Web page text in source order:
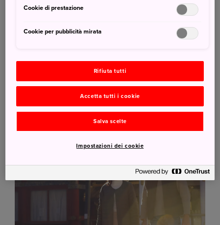
mentre ammirate il paesaggio fuori dal finestrino,
situato nella carrozza 1, per assaggiare dolci e
lungo il percorso.
Santuario Nikko Toshogu
Cookie di prestazione
Cookie per pubblicità mirata
Rifiuta tutti
Accetta tutti i cookie
Salva scelte
Impostazioni dei cookie